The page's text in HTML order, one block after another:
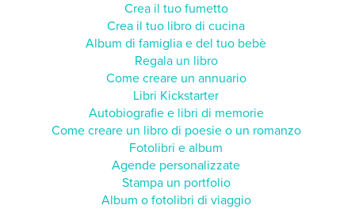
Crea il tuo fumetto
Crea il tuo libro di cucina
Album di famiglia e del tuo bebè
Regala un libro
Come creare un annuario
Libri Kickstarter
Autobiografie e libri di memorie
Come creare un libro di poesie o un romanzo
Fotolibri e album
Agende personalizzate
Stampa un portfolio
Album o fotolibri di viaggio